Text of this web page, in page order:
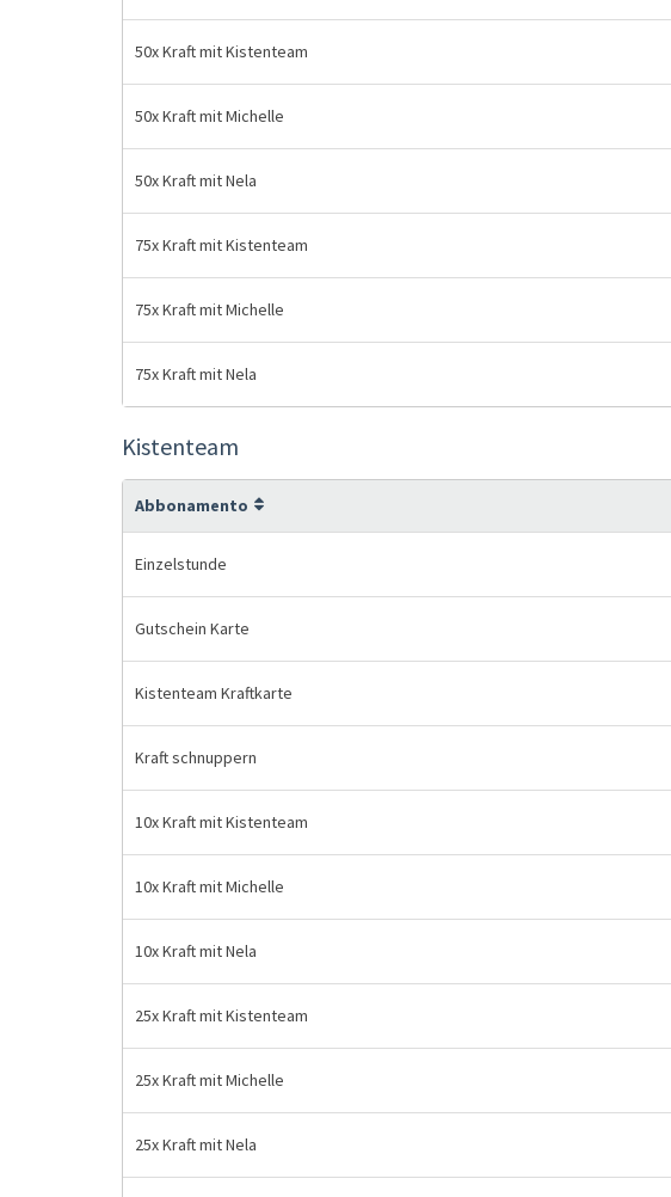
50x Kraft mit Kistenteam
50x Kraft mit Michelle
50x Kraft mit Nela
75x Kraft mit Kistenteam
75x Kraft mit Michelle
75x Kraft mit Nela
Kistenteam
Abbonamento
Einzelstunde
Gutschein Karte
Kistenteam Kraftkarte
Kraft schnuppern
10x Kraft mit Kistenteam
10x Kraft mit Michelle
10x Kraft mit Nela
25x Kraft mit Kistenteam
25x Kraft mit Michelle
25x Kraft mit Nela